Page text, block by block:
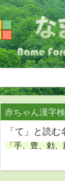
赤ちゃん漢字
「て」と読
「手、豊、勅